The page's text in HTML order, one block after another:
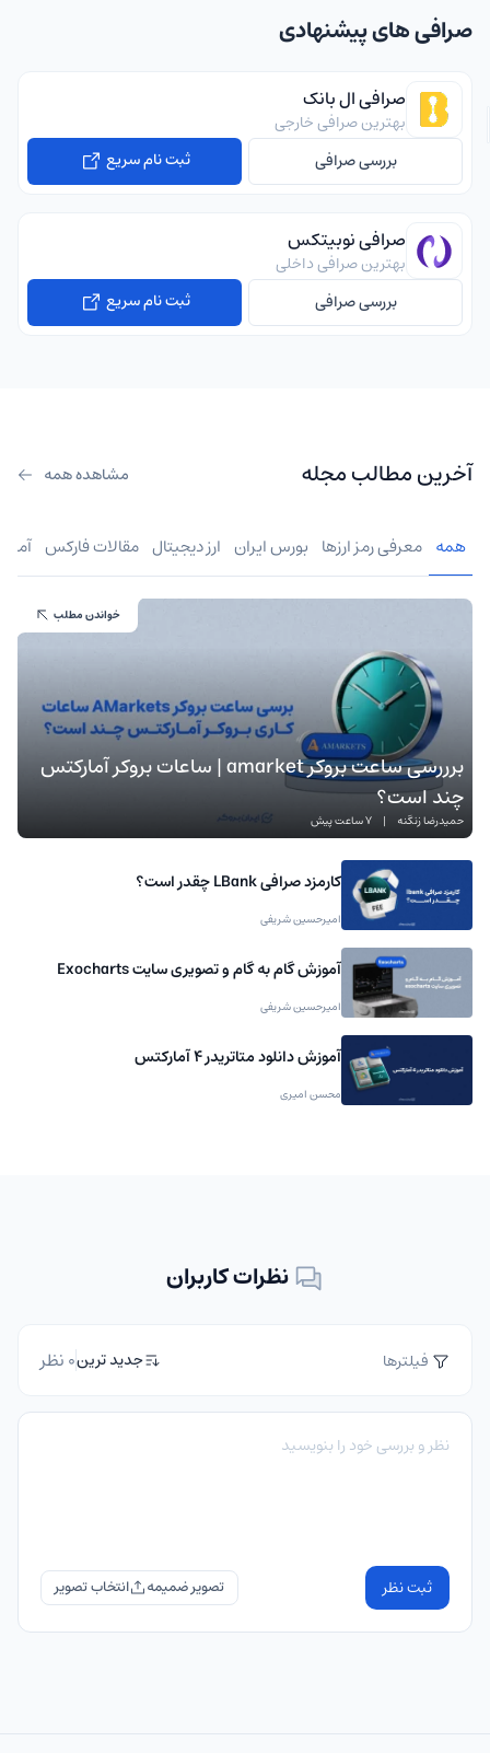
صرافی های پیشنهادی
صرافی ال بانک
بهترین صرافی خارجی
بررسی صرافی
ثبت نام سریع
صرافی نوبیتکس
بهترین صرافی داخلی
بررسی صرافی
ثبت نام سریع
آخرین مطالب مجله مشاهده همه
همه معرفی رمز ارزها بورس ایران ارز دیجیتال مقالات فارکس
برررسی ساعت بروکر amarket | ساعات بروکر آمارکتس
چند است؟
حمیدرضا زنگنه | 7 ساعت پیش
خواندن مطلب
کارمزد صرافی LBank چقدر است؟
امیرحسین شریفی
آموزش گام به گام و تصویری سایت Exocharts
امیرحسین شریفی
آموزش دانلود متاتریدر 4 آمارکتس
محسن امیری
نظرات کاربران
فیلترها جدید ترین0 نظر
ثبت نظر تصویر ضمیمه